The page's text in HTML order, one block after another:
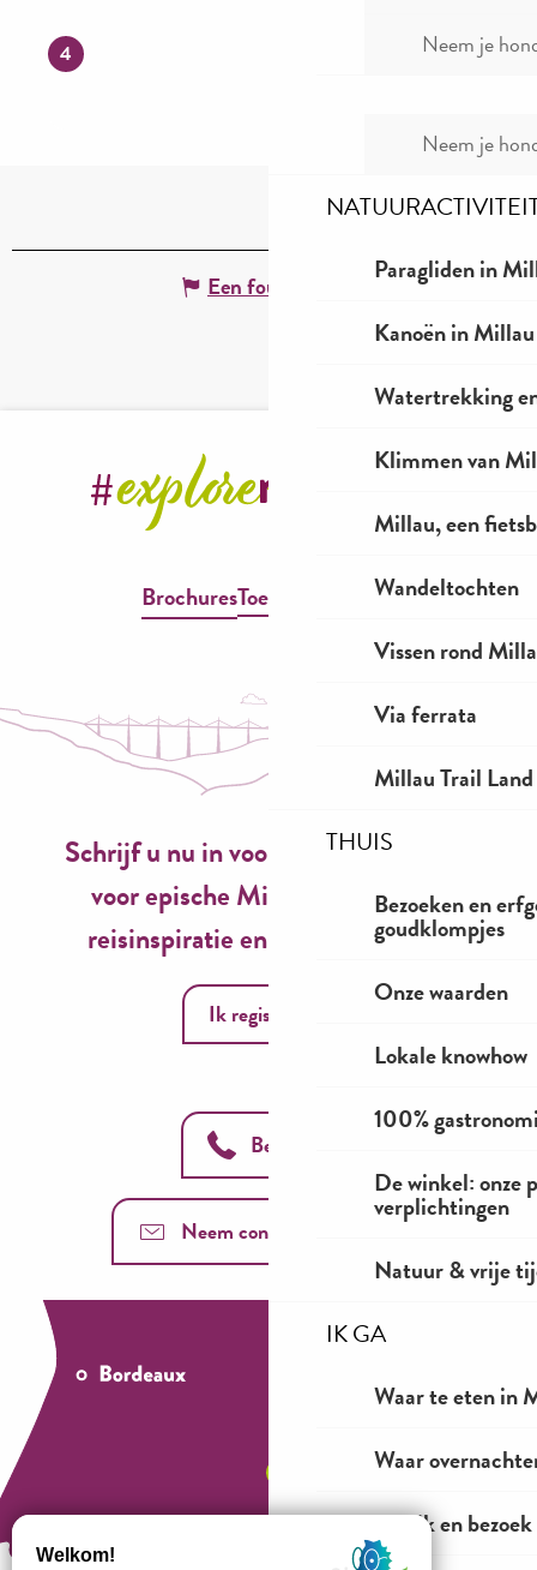
Neem je
Neem je
Paragliden in
Kanoën in
Watertrekking
Klimmen van
Millau, een
Wandeltochten
Vissen rond
Via ferrata
Millau Trail Land
THUIS
Bezoeken en
goudklompjes
Onze waarden
Lokale knowhow
100%
De winkel: onze
verplichtingen
Natuur & vrije
IK GA
Waar te eten in
Waar
Bekijk en bezoek
4
Een fout melden
BrochuresToegankelijkheid
Schrijf u nu in voor onze nieuwsbrief
voor epische Millau-ervaringen,
reisinspiratie en seizoensideeën!
Ik registreer
Bel ons
Neem contact met ons op